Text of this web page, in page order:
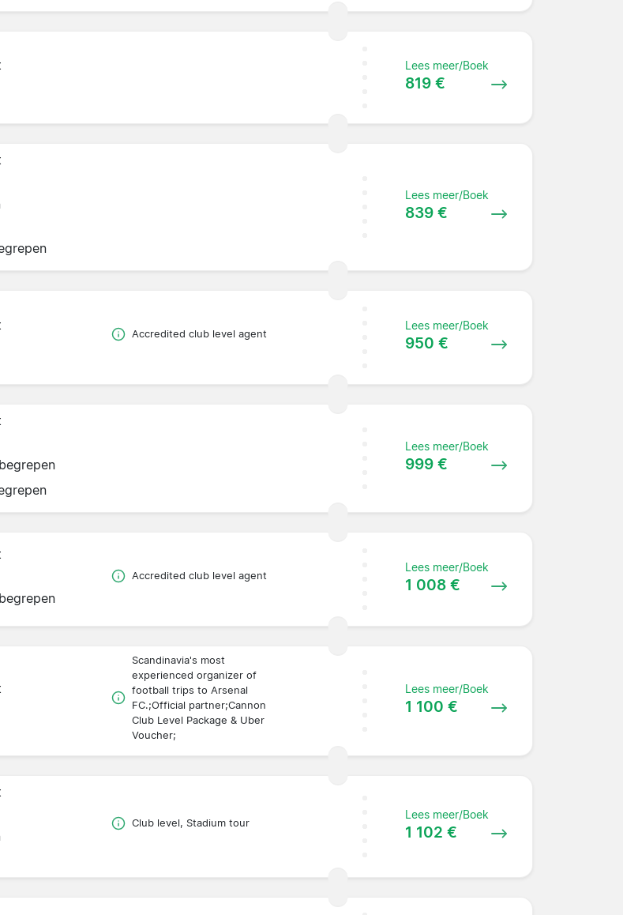
Lees meer/Boek
819 €
Lees meer/Boek
839 €
Accredited club level agent
Lees meer/Boek
950 €
Lees meer/Boek
999 €
Accredited club level agent
Lees meer/Boek
1 008 €
Scandinavia's most
experienced organizer of
football trips to Arsenal
FC.;Official partner;Cannon
Club Level Package & Uber
Voucher;
Lees meer/Boek
1 100 €
Club level, Stadium tour
Lees meer/Boek
1 102 €